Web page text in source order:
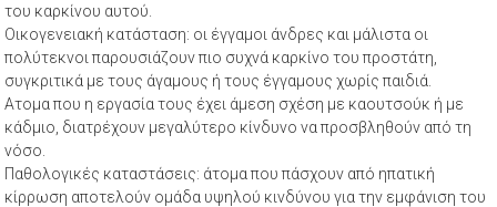
του καρκίνου αυτού.
Οικογενειακή κατάσταση: οι έγγαμοι άνδρες και μάλιστα οι
πολύτεκνοι παρουσιάζουν πιο συχνά καρκίνο του προστάτη,
συγκριτικά με τους άγαμους ή τους έγγαμους χωρίς παιδιά.
Ατομα που η εργασία τους έχει άμεση σχέση με καουτσούκ ή με
κάδμιο, διατρέχουν μεγαλύτερο κίνδυνο να προσβληθούν από τη
νόσο.
Παθολογικές καταστάσεις: άτομα που πάσχουν από ηπατική
κίρρωση αποτελούν ομάδα υψηλού κινδύνου για την εμφάνιση του